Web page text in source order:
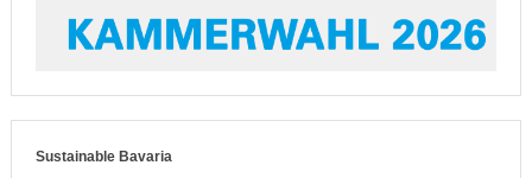
Sustainable Bavaria